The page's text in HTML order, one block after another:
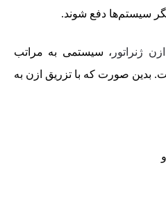
سیستم‌ها دفع شوند.
ژنراتور ، سیستمی به مراتب
بدین صورت که با تزریق ازن به